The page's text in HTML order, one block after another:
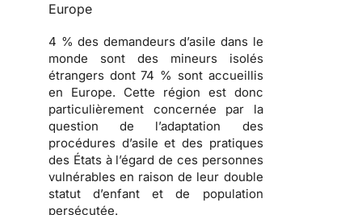
Europe
4 % des demandeurs d’asile dans le
monde sont des mineurs isolés
étrangers dont 74 % sont accueillis
en Europe. Cette région est donc
particulièrement concernée par la
question de l’adaptation des
procédures d’asile et des pratiques
des États à l’égard de ces personnes
vulnérables en raison de leur double
statut d’enfant et de population
persécutée.